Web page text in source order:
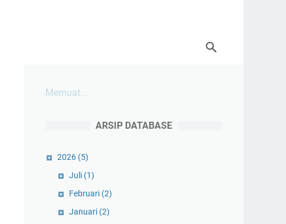
Memuat...
ARSIP DATABASE
2026 (5)
Juli (1)
Februari (2)
Januari (2)